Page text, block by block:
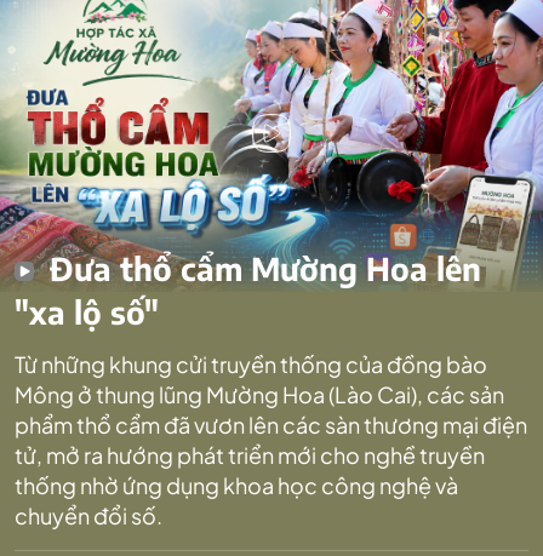
Đưa thổ cẩm Mường Hoa lên
"xa lộ số"
Từ những khung cửi truyền thống của đồng bào
Mông ở thung lũng Mường Hoa (Lào Cai), các sản
phẩm thổ cẩm đã vươn lên các sàn thương mại điện
tử, mở ra hướng phát triển mới cho nghề truyền
thống nhờ ứng dụng khoa học công nghệ và
chuyển đổi số.